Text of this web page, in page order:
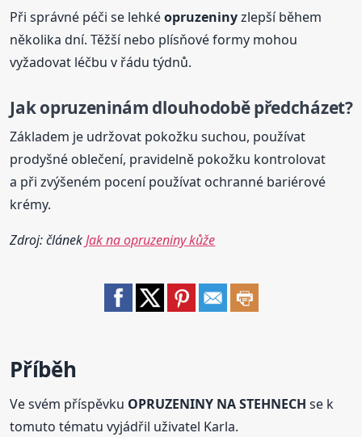
Při správné péči se lehkéopruzeninyzlepší během
několika dní. Těžší nebo plísňové formy mohou
vyžadovat léčbu v řádu týdnů.
Jak opruzeninám dlouhodobě předcházet?
Základem je udržovat pokožku suchou, používat
prodyšné oblečení, pravidelně pokožku kontrolovat
a při zvýšeném pocení používat ochranné bariérové
krémy.
Zdroj: článekJak na opruzeniny kůže
Příběh
Ve svém příspěvku OPRUZENINY NA STEHNECH se k
tomuto tématu vyjádřil uživatel Karla.